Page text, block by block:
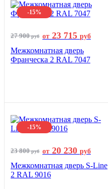
-15%
27 900руб от 23 715 руб
Межкомнатная дверь
Франческа 2 RAL 7047
-15%
23 800руб от 20 230 руб
Межкомнатная дверь S-Line
2 RAL 9016